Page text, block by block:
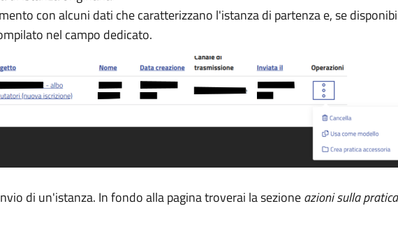
con alcuni dati che caratterizzano l'istanza di partenzae, se
nel campo dedicato.
di un'istanza. In fondo alla pagina troverai la sezioneazioni sulla pratica